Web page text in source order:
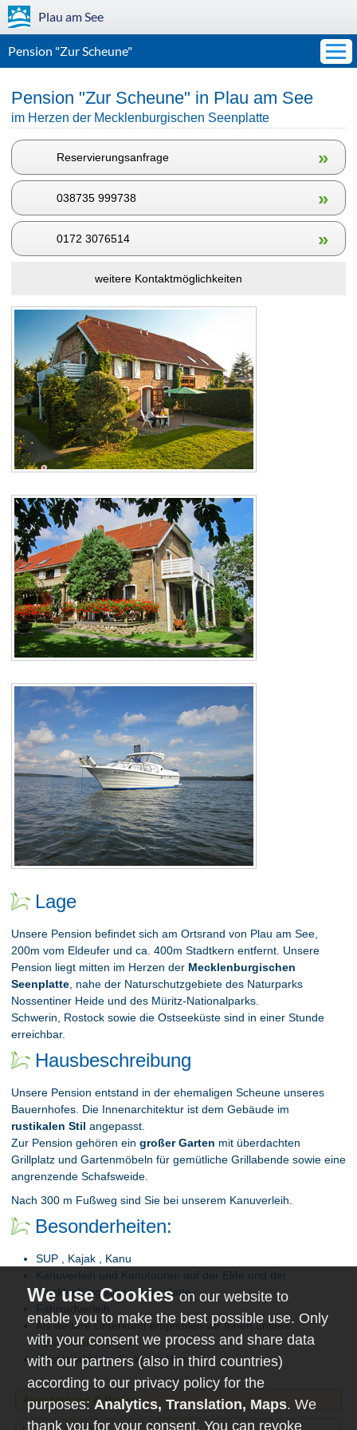
Plau am See
Pension "Zur Scheune"
Pension "Zur Scheune" in Plau am See
im Herzen der Mecklenburgischen Seenplatte
Reservierungsanfrage »
038735 999738 »
0172 3076514 »
weitere Kontaktmöglichkeiten
Lage
Unsere Pension befindet sich am Ortsrand von Plau am See,
200m vom Eldeufer und ca. 400m Stadtkern entfernt. Unsere
Pension liegt mitten im Herzen der Mecklenburgischen
Seenplatte , nahe der Naturschutzgebiete des Naturparks
Nossentiner Heide und des Müritz-Nationalparks.
Schwerin, Rostock sowie die Ostseeküste sind in einer Stunde
erreichbar.
Hausbeschreibung
Unsere Pension entstand in der ehemaligen Scheune unseres
Bauernhofes. Die Innenarchitektur ist dem Gebäude im
rustikalen Stil angepasst.
Zur Pension gehören ein großer Garten mit überdachten
Grillplatz und Gartenmöbeln für gemütliche Grillabende sowie eine
angrenzende Schafsweide.
Nach 300 m Fußweg sind Sie bei unserem Kanuverleih.
Besonderheiten:
SUP , Kajak , Kanu
Kanuverleih und Kanutouren auf der Elde und der
Mecklenburgischen Seenplatte
Fahrradverleih
Als weitere Unterkunft empfehlen wir Ihnen unsere
Ferienwohnungen
Gästeparkplatz direkt am Haus
Ausstattung & Preise
on our website to
enable you to make the best possible use. Only
with your consent we process and share data
with our partners (also in third countries)
according to our privacy policy for the
purposes: Analytics, Translation, Maps. We
thank you for your consent. You can revoke